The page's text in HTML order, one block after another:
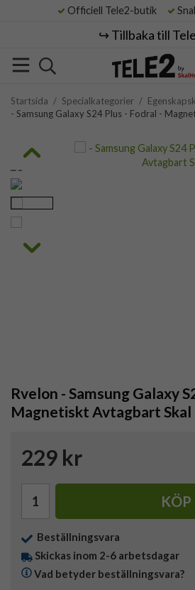
Officiell Tele2-butik
↪️ Tillbaka till
Startsida / Specialkategorier /
- Samsung Galaxy S24 Plus - Fodral -
Rvelon - Samsung Galaxy
Magnetiskt Avtagbart Skal
229 kr
KÖP
Beställningsvara
Skickas inom 2-6 arbetsdagar
Vad betyder beställningsvara?